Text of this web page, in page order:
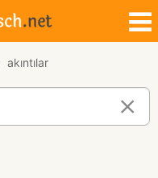
akıntılar